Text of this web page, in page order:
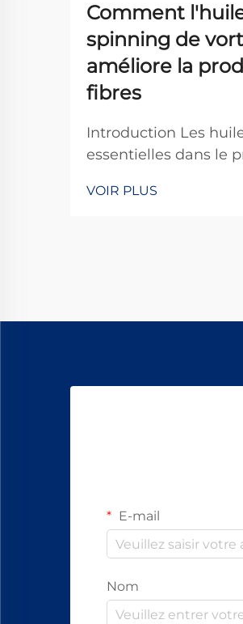
Comment
spinning de
améliore la
fibres
Introduction Les
essentielles dans le
se déplacer en
VOIR PLUS
E-mail
Nom